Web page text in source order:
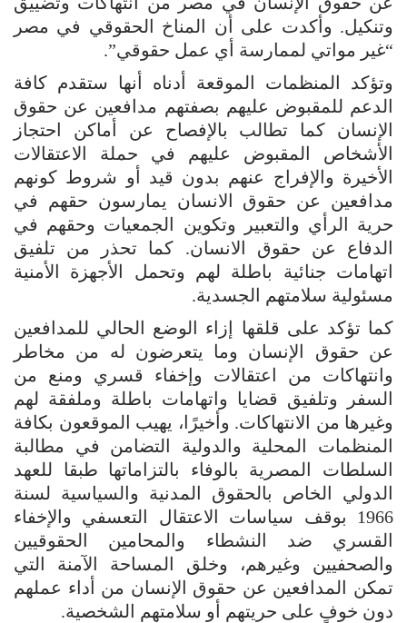
وتنكيل. وأكدت على أن المناخ الحقوقي في مصر
“غير مواتي لممارسة أي عمل حقوقي”.
وتؤكد المنظمات الموقعة أدناه أنها ستقدم كافة
الدعم للمقبوض عليهم بصفتهم مدافعين عن حقوق
الإنسان كما تطالب بالإفصاح عن أماكن احتجاز
الأشخاص المقبوض عليهم في حملة الاعتقالات
الأخيرة والإفراج عنهم بدون قيد أو شروط كونهم
مدافعين عن حقوق الانسان يمارسون حقهم في
حرية الرأي والتعبير وتكوين الجمعيات وحقهم في
الدفاع عن حقوق الانسان. كما تحذر من تلفيق
اتهامات جنائية باطلة لهم وتحمل الأجهزة الأمنية
مسئولية سلامتهم الجسدية.
كما تؤكد على قلقها إزاء الوضع الحالي للمدافعين
عن حقوق الإنسان وما يتعرضون له من مخاطر
وانتهاكات من اعتقالات وإخفاء قسري ومنع من
السفر وتلفيق قضايا واتهامات باطلة وملفقة لهم
وغيرها من الانتهاكات. وأخيرًا، يهيب الموقعون بكافة
المنظمات المحلية والدولية التضامن في مطالبة
السلطات المصرية بالوفاء بالتزاماتها طبقا للعهد
الدولي الخاص بالحقوق المدنية والسياسية لسنة
1966 بوقف سياسات الاعتقال التعسفي والإخفاء
القسري ضد النشطاء والمحامين الحقوقيين
والصحفيين وغيرهم، وخلق المساحة الآمنة التي
تمكن المدافعين عن حقوق الإنسان من أداء عملهم
دون خوفٍ على حريتهم أو سلامتهم الشخصية.